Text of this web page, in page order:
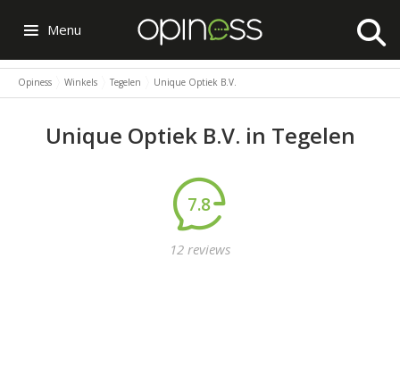
Menu
Opiness Winkels Tegelen Unique Optiek B.V.
Unique Optiek B.V. in Tegelen
7.8
12 reviews